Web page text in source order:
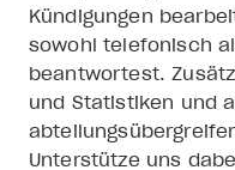
Kündigungen
sowohl telefonisch
beantwortest.
und Statistiken und
Unterstütze uns
Seit 2011
Im Jahr 2011 geben
ihre sicheren Jobs
eigenen
betreut ein Team
tausende